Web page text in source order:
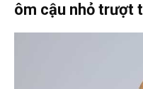
ôm cậu nhỏ trượt